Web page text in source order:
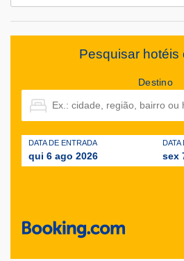
Pesquisar hotéis
Destino
DATA DE ENTRADA
qui 6 ago 2026
DATA
sex